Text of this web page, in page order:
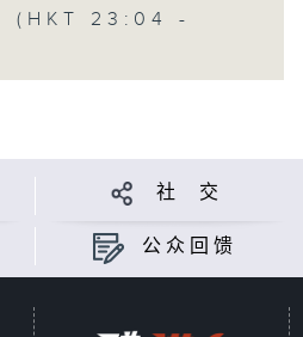
(HKT 23:04 -
社 交
公众回馈